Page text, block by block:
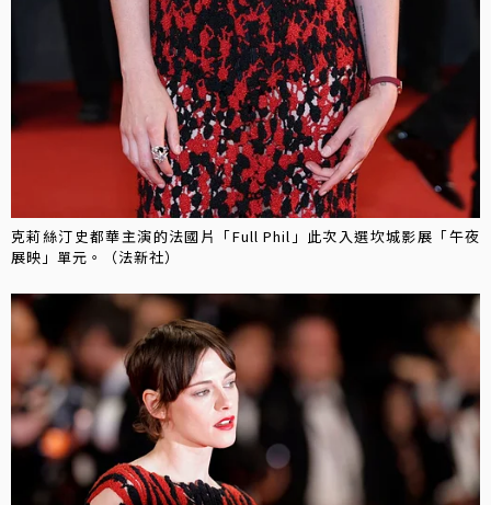
克莉絲汀史都華主演的法國片「Full Phil」此次入選坎城影展「午夜
展映」單元。（法新社）